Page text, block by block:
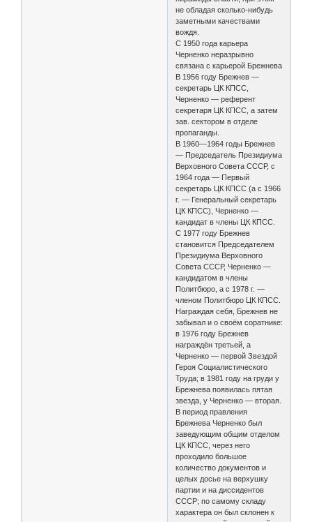
не обладая сколько-нибудь
заметными качествами
вождя.
С 1950 года карьера
Черненко неразрывно
связана с карьерой Брежнева
В 1956 году Брежнев —
секретарь ЦК КПСС,
Черненко — референт
секретаря ЦК КПСС, а затем
зав. сектором в отделе
пропаганды.
В 1960—1964 годы Брежнев
— Председатель Президиума
Верховного Совета СССР, с
1964 года — Первый
секретарь ЦК КПСС (а с 1966
г. — Генеральный секретарь
ЦК КПСС), Черненко —
кандидат в члены ЦК КПСС.
С 1977 году Брежнев
становится Председателем
Президиума Верховного
Совета СССР, Черненко —
кандидатом в члены
Политбюро, а с 1978 г. —
членом Политбюро ЦК КПСС.
Награждая себя, Брежнев не
забывал и о своём соратнике:
в 1976 году Брежнев
награждён третьей, а
Черненко — первой Звездой
Героя Социалистического
Труда; в 1981 году на груди у
Брежнева появилась пятая
звезда, у Черненко — вторая.
В период правления
Брежнева Черненко был
заведующим общим отделом
ЦК КПСС, через него
проходило большое
количество документов и
целых досье на верхушку
партии и на диссидентов
СССР; по самому складу
характера он был склонен к